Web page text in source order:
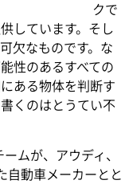
クで
しています。そし
欠なものです。な
性のあるすべての
ある物体を判断す
くのはとうてい不
ムが、アウディ、
自動車メーカーとと